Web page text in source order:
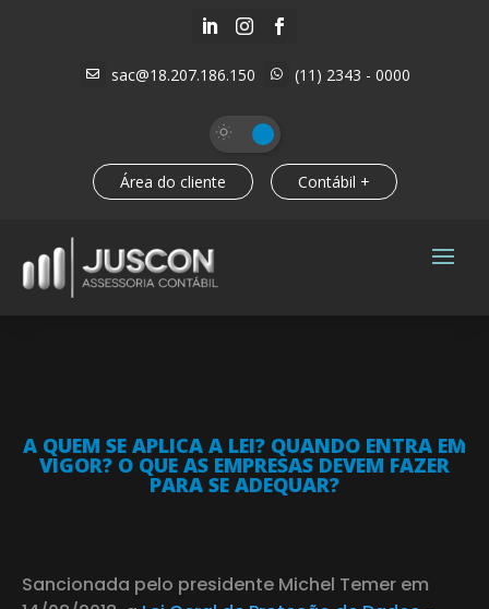
  
 sac@18.207.186.150  (11) 2343 - 0000
Área do cliente Contábil +
A QUEM SE APLICA A LEI? QUANDO ENTRA EM
VIGOR? O QUE AS EMPRESAS DEVEM FAZER
PARA SE ADEQUAR?
Sancionada pelo presidente Michel Temer em